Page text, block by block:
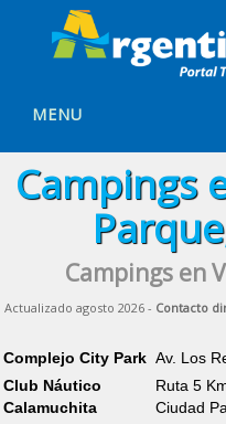
MENU
Campings
Campings en
Actualizado agosto 2026 - Contacto
Complejo City Park Av. Los
Club Náutico
Calamuchita
Ruta 5
Ciudad